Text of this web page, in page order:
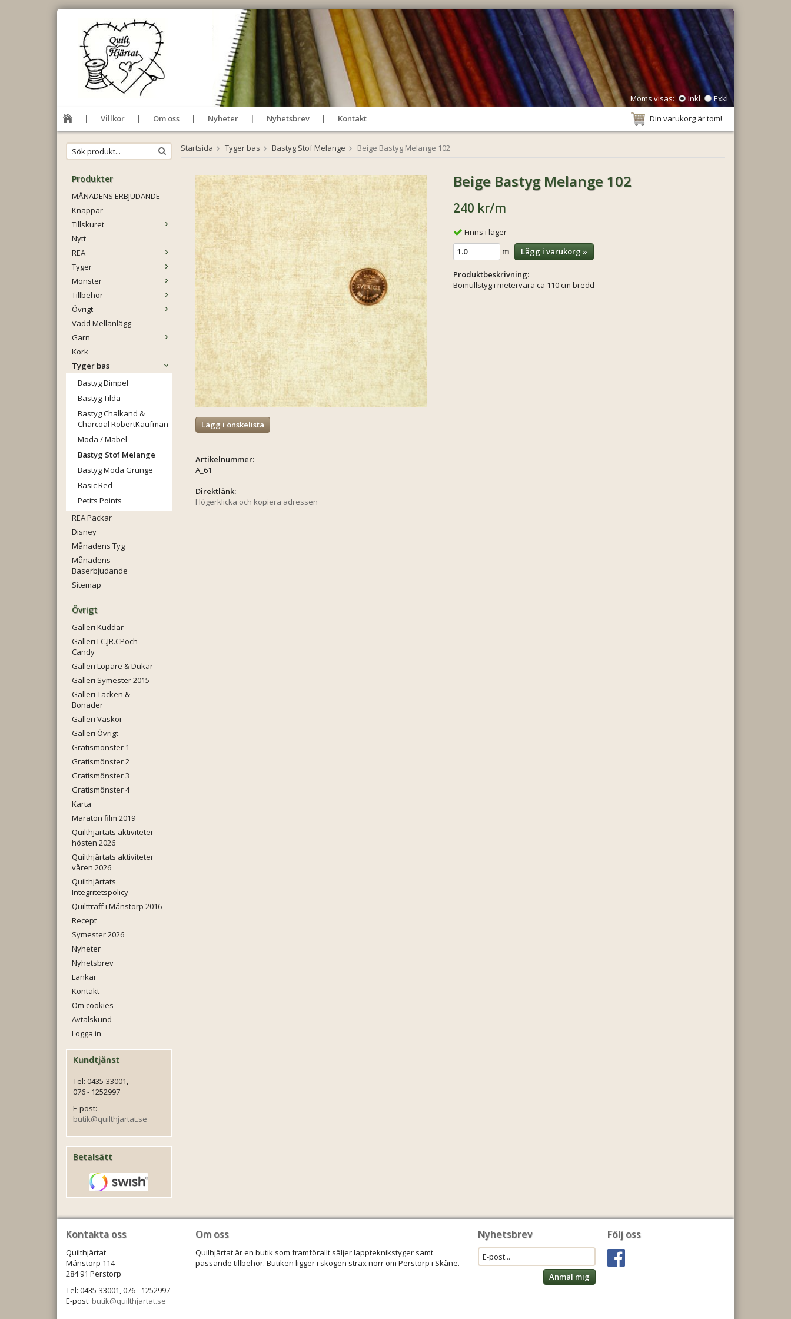
Moms visas: Inkl
Exkl
Villkor
Om oss Nyheter Nyhetsbrev Kontakt Din varukorg är tom!
Produkter
MÅNADENS ERBJUDANDE
Knappar
Tillskuret
Nytt
REA
Tyger
Mönster
Tillbehör
Övrigt
Vadd Mellanlägg
Garn
Kork
Tyger bas
Bastyg Dimpel
Bastyg Tilda
Bastyg Chalkand &
Charcoal RobertKaufman
Moda / Mabel
Bastyg Stof Melange
Bastyg Moda Grunge
Basic Red
Petits Points
REA Packar
Disney
Månadens Tyg
Månadens
Baserbjudande
Sitemap
Övrigt
Galleri Kuddar
Galleri LC.JR.CPoch
Candy
Galleri Löpare & Dukar
Galleri Symester 2015
Galleri Täcken &
Bonader
Galleri Väskor
Galleri Övrigt
Gratismönster 1
Gratismönster 2
Gratismönster 3
Gratismönster 4
Karta
Maraton film 2019
Quilthjärtats aktiviteter
hösten 2026
Quilthjärtats aktiviteter
våren 2026
Quilthjärtats
Integritetspolicy
Quiltträff i Månstorp 2016
Recept
Symester 2026
Nyheter
Nyhetsbrev
Länkar
Kontakt
Om cookies
Avtalskund
Logga in
Kundtjänst
Tel: 0435-33001,
076 - 1252997
E-post:
butik@quilthjartat.se
Betalsätt
Startsida Tyger bas Bastyg Stof Melange Beige Bastyg Melange 102
Beige Bastyg Melange 102
240 kr/m
Finns i lager
m
Lägg i varukorg »
Produktbeskrivning:
Bomullstyg i metervara ca 110 cm bredd
Lägg i önskelista
Artikelnummer:
A_61
Direktlänk:
Högerklicka och kopiera adressen
Kontakta oss
Quilthjärtat
Månstorp 114
284 91 Perstorp
Tel: 0435-33001, 076 - 1252997
E-post: butik@quilthjartat.se
Följ oss
Nyhetsbrev
Anmäl mig
Om oss
Quilhjärtat är en butik som framförallt säljer lappteknikstyger samt
passande tillbehör. Butiken ligger i skogen strax norr om Perstorp i Skåne.